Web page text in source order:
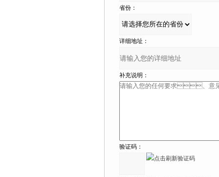
省份：
详细地址：
补充说明：
验证码：